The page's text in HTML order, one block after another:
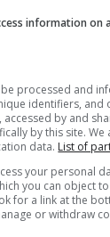
information on
processed and
identifiers, and
by and
by this site.
data. List of
your personal
you can object
for a link at the
or withdraw